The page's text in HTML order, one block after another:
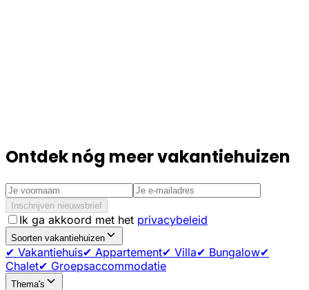
Ontdek nóg meer vakantiehuizen
Inschrijven nieuwsbrief
Ik ga akkoord met het privacybeleid
Soorten vakantiehuizen
✔ Vakantiehuis✔ Appartement✔ Villa✔ Bungalow✔
Chalet✔ Groepsaccommodatie
Thema's